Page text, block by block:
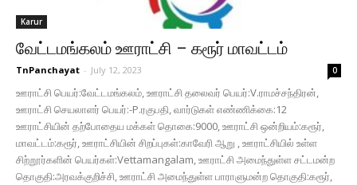
Karur
வேட்டமங்கலம் ஊராட்சி – கரூர் மாவட்டம்
TnPanchayat - July 12, 2023 0
ஊராட்சி பெயர்:வேட்டமங்கலம், ஊராட்சி தலைவர் பெயர்:V.ராமச்சந்திரன்,
ஊராட்சி செயலாளர் பெயர்:-P.ரகுபதி, வார்டுகள் எண்ணிக்கை:12
ஊராட்சியின் தற்போதைய மக்கள் தொகை:9000, ஊராட்சி ஒன்றியம்:கரூர்,
மாவட்டம்:கரூர், ஊராட்சியின் சிறப்புகள்:காவேரி ஆறு , ஊராட்சியில் உள்ள
சிற்றூர்களின் பெயர்கள்:Vettamangalam, ஊராட்சி அமைந்துள்ள சட்டமன்ற
தொகுதி:அரவக்குறிச்சி, ஊராட்சி அமைந்துள்ள பாராளுமன்ற தொகுதி:கரூர்,